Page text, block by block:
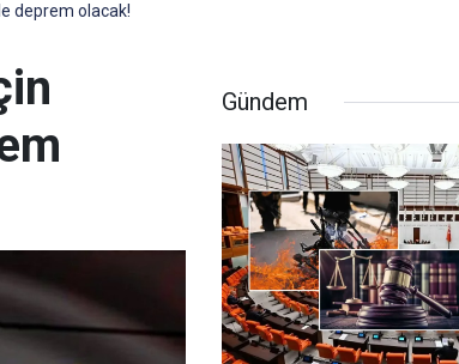
deprem olacak!
Gündem